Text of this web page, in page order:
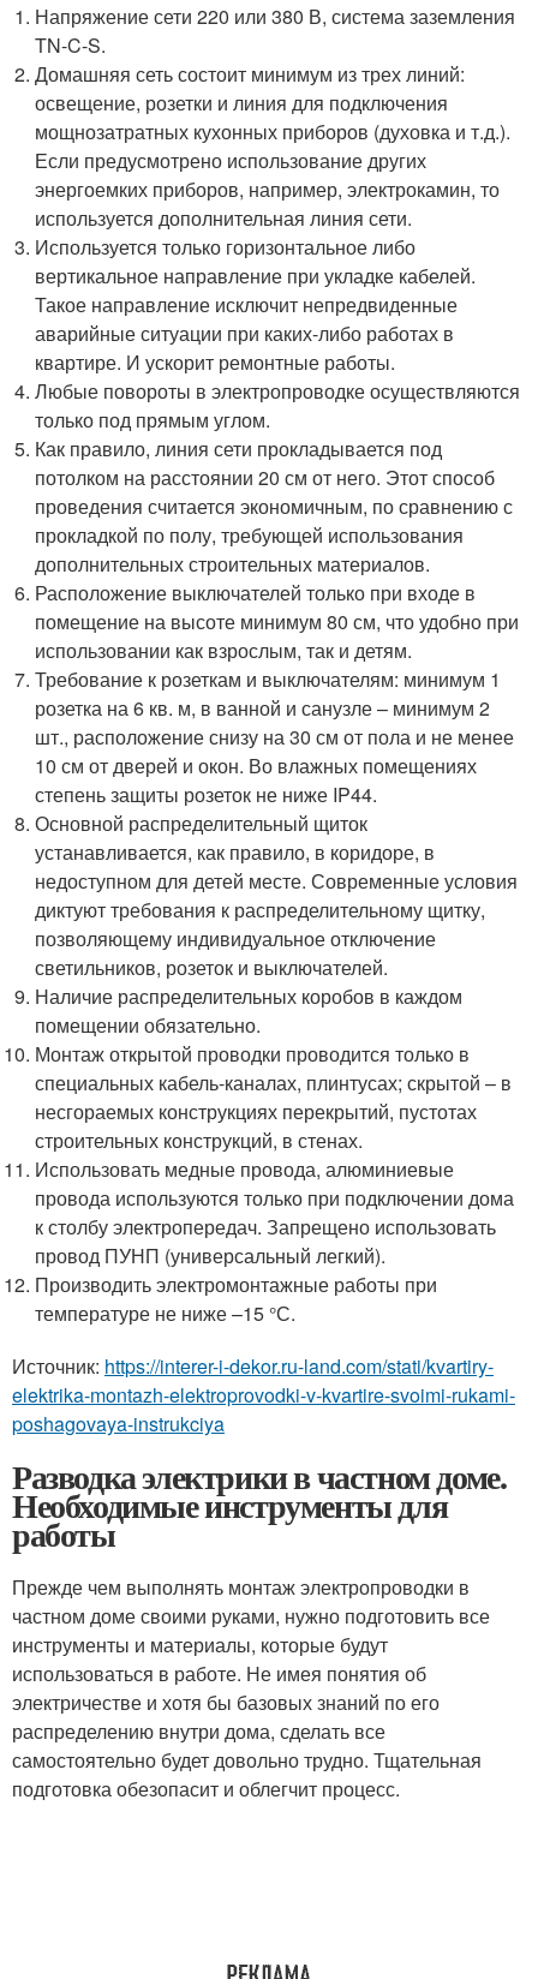
Напряжение сети 220 или 380 В, система заземления
TN-C-S.
Домашняя сеть состоит минимум из трех линий:
освещение, розетки и линия для подключения
мощнозатратных кухонных приборов (духовка и т.д.).
Если предусмотрено использование других
энергоемких приборов, например, электрокамин, то
используется дополнительная линия сети.
Используется только горизонтальное либо
вертикальное направление при укладке кабелей.
Такое направление исключит непредвиденные
аварийные ситуации при каких-либо работах в
квартире. И ускорит ремонтные работы.
Любые повороты в электропроводке осуществляются
только под прямым углом.
Как правило, линия сети прокладывается под
потолком на расстоянии 20 см от него. Этот способ
проведения считается экономичным, по сравнению с
прокладкой по полу, требующей использования
дополнительных строительных материалов.
Расположение выключателей только при входе в
помещение на высоте минимум 80 см, что удобно при
использовании как взрослым, так и детям.
Требование к розеткам и выключателям: минимум 1
розетка на 6 кв. м, в ванной и санузле – минимум 2
шт., расположение снизу на 30 см от пола и не менее
10 см от дверей и окон. Во влажных помещениях
степень защиты розеток не ниже IP44.
Основной распределительный щиток
устанавливается, как правило, в коридоре, в
недоступном для детей месте. Современные условия
диктуют требования к распределительному щитку,
позволяющему индивидуальное отключение
светильников, розеток и выключателей.
Наличие распределительных коробов в каждом
помещении обязательно.
Монтаж открытой проводки проводится только в
специальных кабель-каналах, плинтусах; скрытой – в
несгораемых конструкциях перекрытий, пустотах
строительных конструкций, в стенах.
Использовать медные провода, алюминиевые
провода используются только при подключении дома
к столбу электропередач. Запрещено использовать
провод ПУНП (универсальный легкий).
Производить электромонтажные работы при
температуре не ниже –15 °С.
Источник: https://interer-i-dekor.ru-land.com/stati/kvartiry-
elektrika-montazh-elektroprovodki-v-kvartire-svoimi-rukami-
poshagovaya-instrukciya
Разводка электрики в частном доме.
Необходимые инструменты для
работы
Прежде чем выполнять монтаж электропроводки в
частном доме своими руками, нужно подготовить все
инструменты и материалы, которые будут
использоваться в работе. Не имея понятия об
электричестве и хотя бы базовых знаний по его
распределению внутри дома, сделать все
самостоятельно будет довольно трудно. Тщательная
подготовка обезопасит и облегчит процесс.